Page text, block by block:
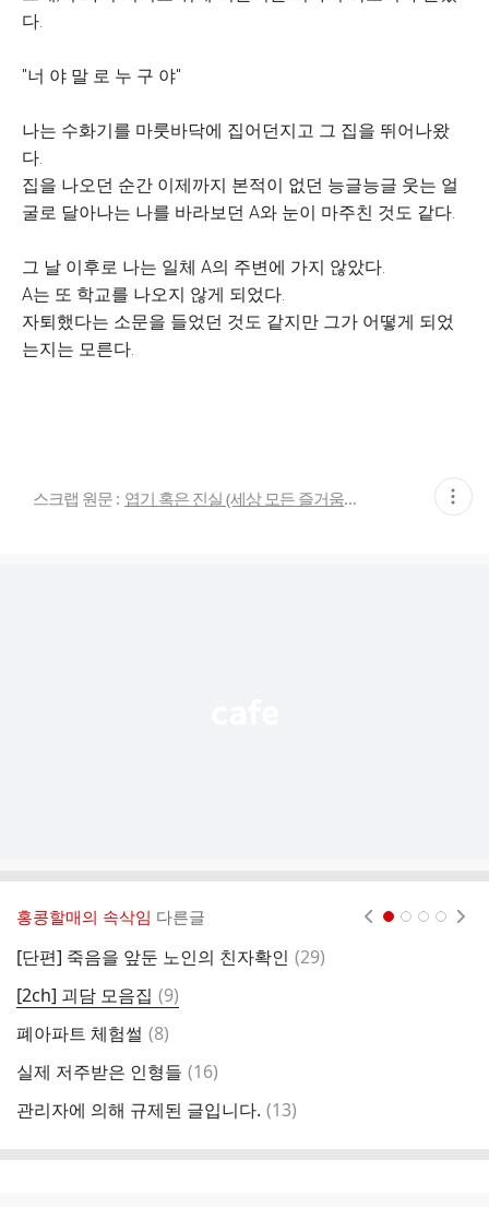
다.
"너 야 말 로 누 구 야"
나는 수화기를 마룻바닥에 집어던지고 그 집을 뛰어나왔
다.
집을 나오던 순간 이제까지 본적이 없던 능글능글 웃는 얼
굴로 달아나는 나를 바라보던 A와 눈이 마주친 것도 같다.
그 날 이후로 나는 일체 A의 주변에 가지 않았다.
A는 또 학교를 나오지 않게 되었다.
자퇴했다는 소문을 들었던 것도 같지만 그가 어떻게 되었
는지는 모른다.
스크랩 원문 : 엽기 혹은 진실 (세상 모든 즐거움이 모이는 곳) 현
재
홍콩할매의 속삭임 다른글
[단편] 죽음을 앞둔 노인의 친자확인 댓
(29)
[2ch] 괴담 모음집 댓
글
(9)
폐아파트 체험썰 댓
(8)
실제 저주받은 인형들 댓
(16)
관리자에 의해 규제된 글입니다. 댓
(13)